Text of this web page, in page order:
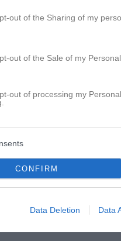
out of the Sharing of my
out of the Sale of my Personal
out of processing my
CONFIRM
Data Deletion Data